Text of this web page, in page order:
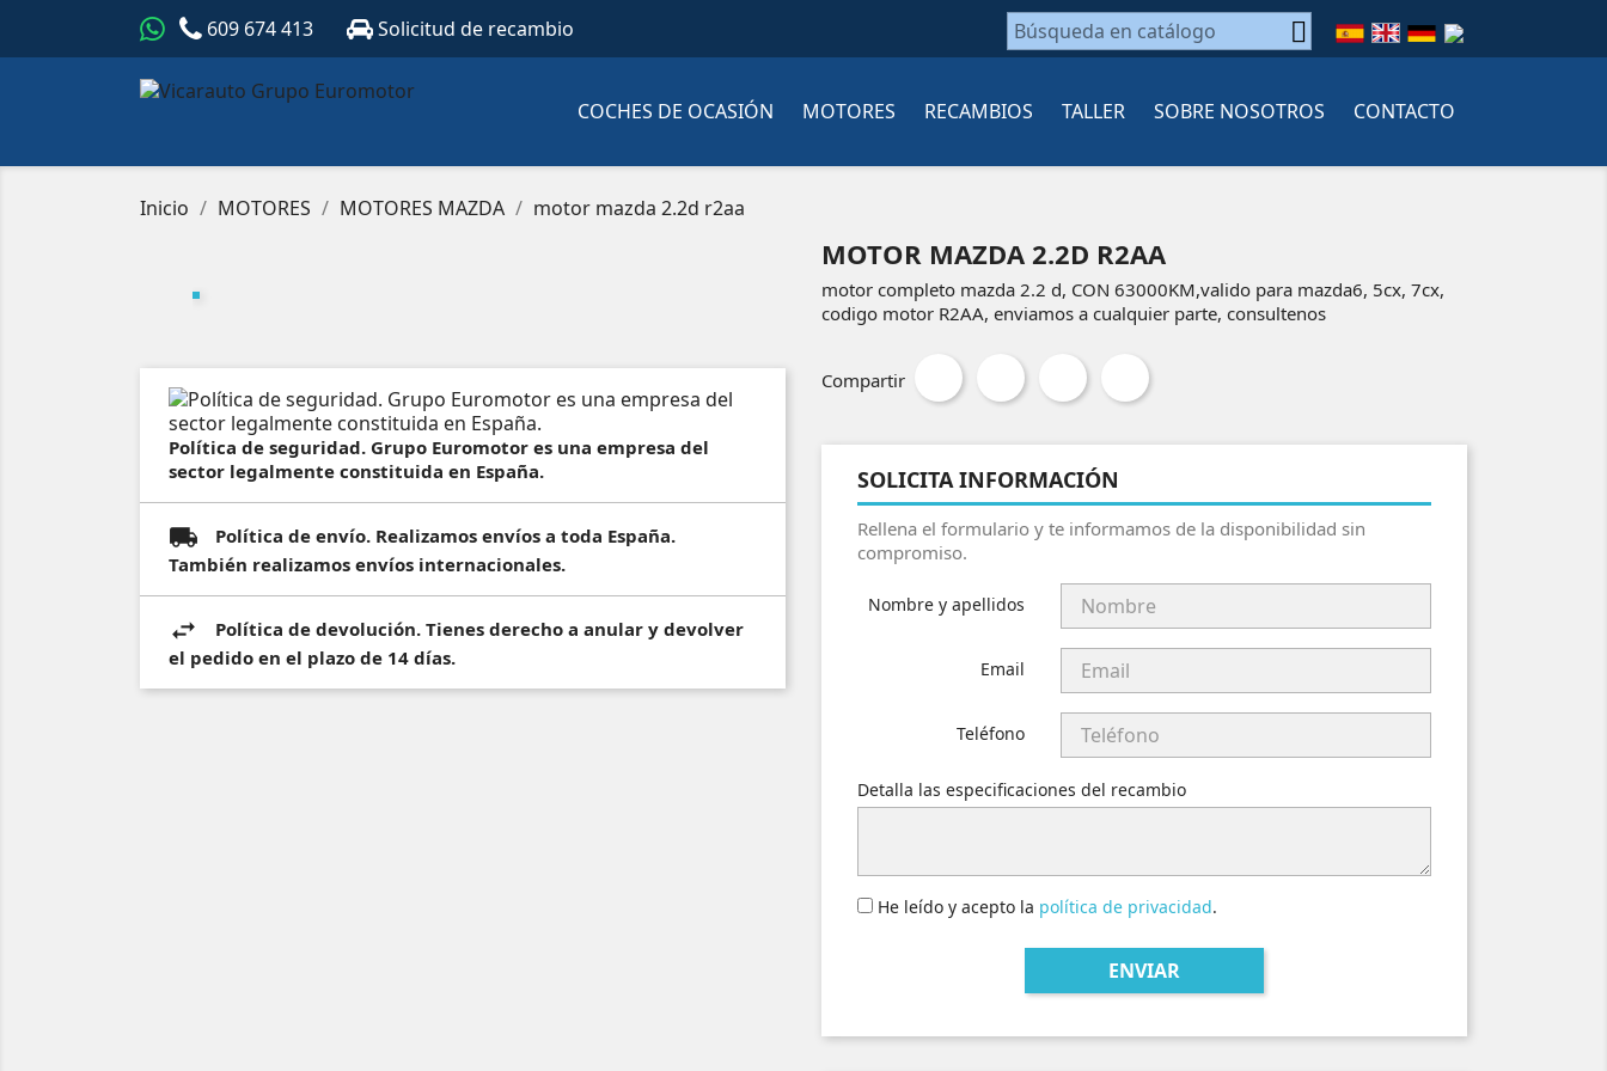
609 674 413 Solicitud de recambio 
COCHES DE OCASIÓN MOTORES RECAMBIOS TALLER SOBRE NOSOTROS CONTACTO
Inicio MOTORES MOTORES MAZDA motor mazda 2.2d r2aa
Política de seguridad. Grupo Euromotor es una empresa del
sector legalmente constituida en España.
Política de envío. Realizamos envíos a toda España.
También realizamos envíos internacionales.
Política de devolución. Tienes derecho a anular y devolver
el pedido en el plazo de 14 días.
MOTOR MAZDA 2.2D R2AA
motor completo mazda 2.2 d, CON 63000KM,valido para mazda6, 5cx, 7cx,
codigo motor R2AA, enviamos a cualquier parte, consultenos
Compartir
SOLICITA INFORMACIÓN
Rellena el formulario y te informamos de la disponibilidad sin
compromiso.
Nombre y apellidos
Email
Teléfono
Detalla las especificaciones del recambio
He leído y acepto la política de privacidad.